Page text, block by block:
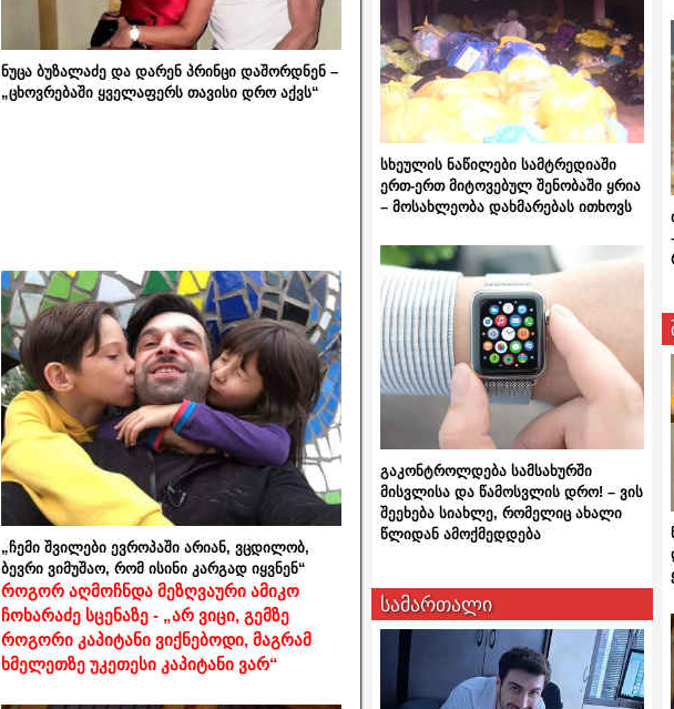
ნუცა ბუზალაძე და დარენ პრინცი დაშორდნენ –
„ცხოვრებაში ყველაფერს თავისი დრო აქვს“
„ჩემი შვილები ევროპაში არიან, ვცდილობ,
ბევრი ვიმუშაო, რომ ისინი კარგად იყვნენ“
როგორ აღმოჩნდა მეზღვაური ამიკო
ჩოხარაძე სცენაზე - „არ ვიცი, გემზე
როგორი კაპიტანი ვიქნებოდი, მაგრამ
ხმელეთზე უკეთესი კაპიტანი ვარ“
სხეულის ნაწილები სამტრედიაში
ერთ-ერთ მიტოვებულ შენობაში ყრია
– მოსახლეობა დახმარებას ითხოვს
გაკონტროლდება სამსახურში
მისვლისა და წამოსვლის დრო! – ვის
შეეხება სიახლე, რომელიც ახალი
წლიდან ამოქმედდება
სამართალი